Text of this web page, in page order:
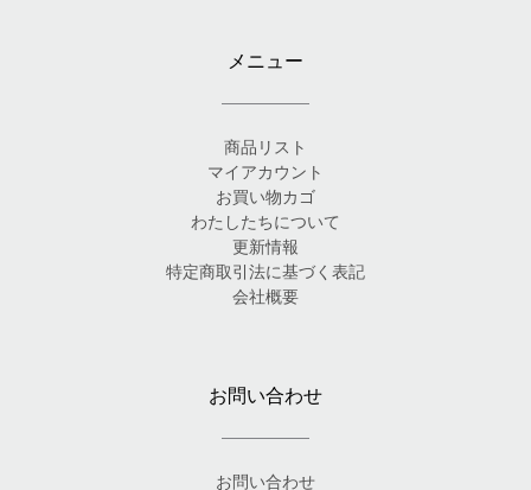
メニュー
商品リスト
マイアカウント
お買い物カゴ
わたしたちについて
更新情報
特定商取引法に基づく表記
会社概要
お問い合わせ
お問い合わせ